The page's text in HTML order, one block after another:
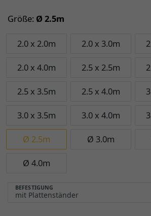
Größe: Ø 2.5m
2.0 x 2.0m 2.0 x 3.0m
2.0 x 4.0m 2.5 x 2.5m
2.5 x 3.5m 2.5 x 4.0m
3.0 x 3.5m 3.0 x 4.0m
Ø 2.5m Ø 3.0m
Ø 4.0m
BEFESTIGUNG